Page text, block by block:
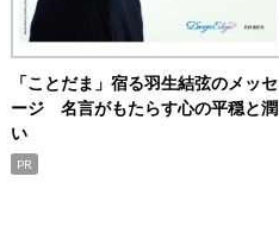
「ことだま」宿る羽生結弦のメッセ
ージ 名言がもたらす心の平穏と潤
い
PR